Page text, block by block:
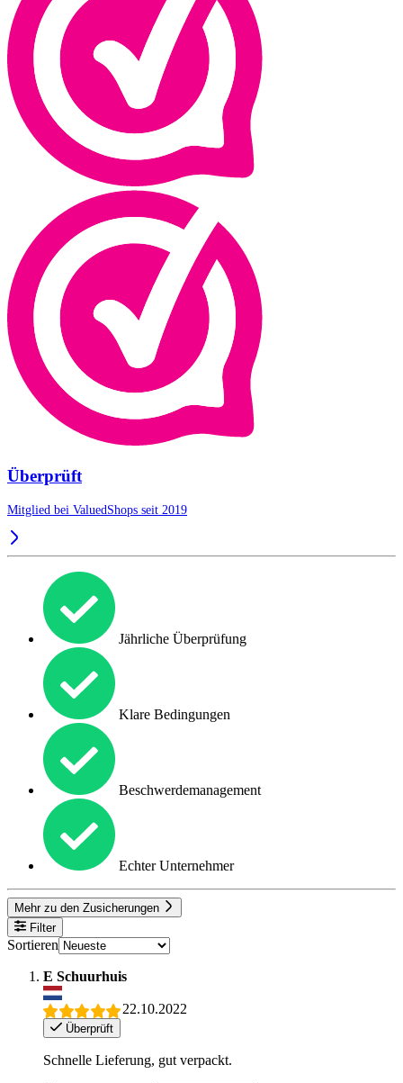
Überprüft
Mitglied bei ValuedShops seit 2019
Jährliche Überprüfung
Klare Bedingungen
Beschwerdemanagement
Echter Unternehmer
Mehr zu den Zusicherungen
Filter
Sortieren
E Schuurhuis
22.10.2022
Überprüft
Schnelle Lieferung, gut verpackt.